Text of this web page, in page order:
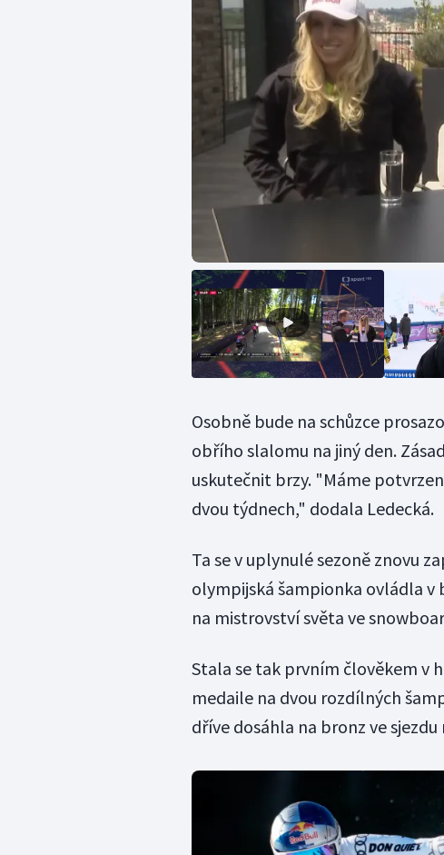
Osobně bude na schůzce
obřího slalomu na jiný den.
uskutečnit brzy. "Máme
dvou týdnech," dodala Ledecká.
Ta se v uplynulé sezoně znovu
olympijská šampionka ovládla
na mistrovství světa ve
Stala se tak prvním člověkem v
medaile na dvou rozdílných
dříve dosáhla na bronz ve